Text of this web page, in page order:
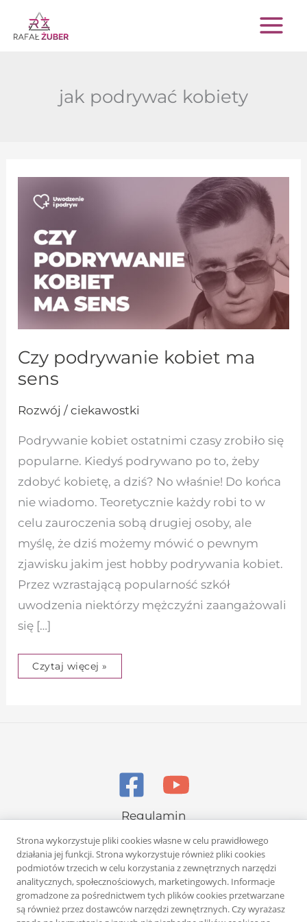
Przejdź
do
jak podrywać kobiety
Czy podrywanie kobiet ma
sens
Rozwój / ciekawostki
Podrywanie kobiet ostatnimi czasy zrobiło się
popularne. Kiedyś podrywano po to, żeby
zdobyć kobietę, a dziś? No właśnie! Do końca
nie wiadomo. Teoretycznie każdy robi to w
celu zauroczenia sobą drugiej osoby, ale
myślę, że dziś możemy mówić o pewnym
zjawisku jakim jest hobby podrywania kobiet.
Przez wzrastającą popularność szkół
uwodzenia niektórzy mężczyźni zaangażowali
się […]
Czy
podrywanie
kobiet
ma
Czytaj więcej »
Regulamin
Polityka prywatności
Strona wykorzystuje pliki cookies własne w celu prawidłowego
działania jej funkcji. Strona wykorzystuje również pliki cookies
podmiotów trzecich w celu korzystania z zewnętrznych narzędzi
analitycznych, społecznościowych, marketingowych. Informacje
gromadzone za pośrednictwem tych plików cookies przetwarzane
są również przez dostawców narzędzi zewnętrznych. Czy wyrażasz